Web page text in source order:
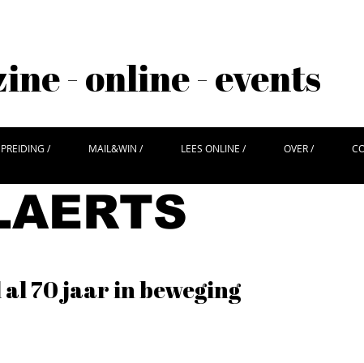
- online - events
/ MAIL&WIN / LEES ONLINE / OVER /
70 jaar in beweging